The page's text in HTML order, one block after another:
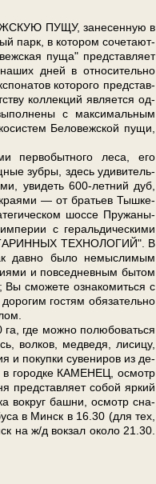
ПУЩУ, за­не­сен­ную в
парк, в ко­то­ром со­че­та­ют­
пу­ща" пред­став­ля­ет
дней в от­но­си­тель­но
ко­то­ро­го пред­став­
кол­лек­ций яв­ля­ет­ся од­
с максимальным
Бе­ло­веж­ской пу­щи,
ле­са, его
зуб­ры, здесь уди­ви­тель­
уви­деть 600-летний дуб,
кра­я­ми — от бра­тьев Тыш­ке­
шос­се Пружаны-
с геральдическими
ТЕХНОЛОГИЙ". В
давно бы­ло немыслимым
и повседневным бы­том
смо­же­те озна­ко­мить­ся с
го­стям обя­за­тель­но
где мож­но по­лю­бо­вать­ся
волков, медведя, лисицу,
и по­куп­ки су­ве­ни­ров из де­
в го­род­ке КАМЕНЕЦ, осмотр
пред­став­ля­ет со­бой яр­кий
вокруг баш­ни, осмотр сна­
в Минск в 16.30 (для тех,
на ж/д вок­зал око­ло 21.30.